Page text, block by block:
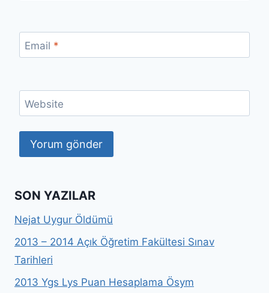
Email *
Website
SON YAZILAR
Nejat Uygur Öldümü
2013 – 2014 Açık Öğretim Fakültesi Sınav
Tarihleri
2013 Ygs Lys Puan Hesaplama Ösym